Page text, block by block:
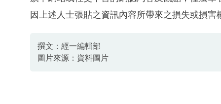
因上述人士張貼之資訊內容所帶來之損失或損害
撰文：經一編輯部
圖片來源：資料圖片